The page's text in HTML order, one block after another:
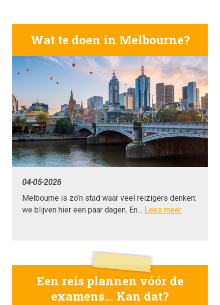
Wat te doen in Melbourne?
04-05-2026
Melbourne is zo’n stad waar veel reizigers denken:
we blijven hier een paar dagen. En… Lees meer
Een reis plannen vóór de
examens… Kan dat?